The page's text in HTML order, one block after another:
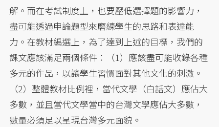
解。而在考試制度上，也要壓低選擇題的影響力，
盡可能透過申論題型來磨練學生的思路和表達能
力。在教材編選上，為了達到上述的目標，我們的
課文應該滿足兩個條件：（1）應該盡可能收錄各種
多元的作品，以讓學生習慣面對其他文化的刺激。
（2）整體教材比例裡，當代文學（白話文）應佔大
多數，並且當代文學當中的台灣文學應佔大多數，
數量必須足以呈現台灣多元面貌。